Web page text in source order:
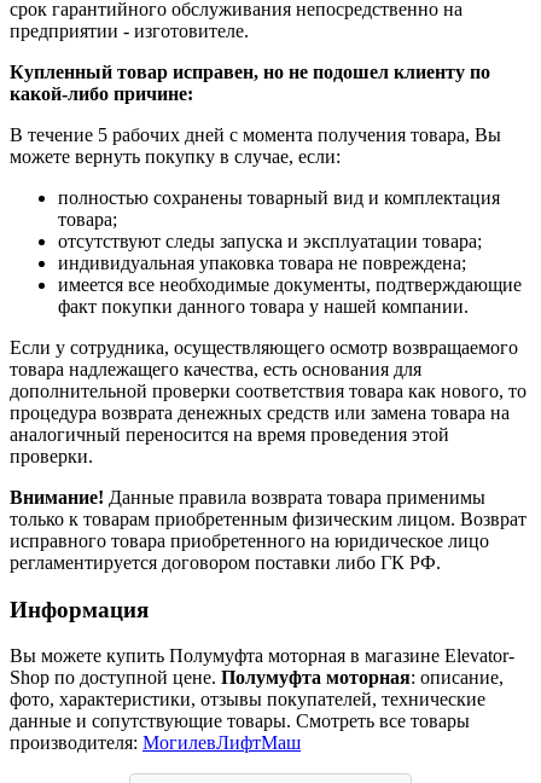
срок гарантийного обслуживания непосредственно на
предприятии - изготовителе.
Купленный товар исправен, но не подошел клиенту по
какой-либо причине:
В течение 5 рабочих дней с момента получения товара, Вы
можете вернуть покупку в случае, если:
полностью сохранены товарный вид и комплектация
товара;
отсутствуют следы запуска и эксплуатации товара;
индивидуальная упаковка товара не повреждена;
имеется все необходимые документы, подтверждающие
факт покупки данного товара у нашей компании.
Если у сотрудника, осуществляющего осмотр возвращаемого
товара надлежащего качества, есть основания для
дополнительной проверки соответствия товара как нового, то
процедура возврата денежных средств или замена товара на
аналогичный переносится на время проведения этой
проверки.
Внимание! Данные правила возврата товара применимы
только к товарам приобретенным физическим лицом. Возврат
исправного товара приобретенного на юридическое лицо
регламентируется договором поставки либо ГК РФ.
Информация
Вы можете купить Полумуфта моторная в магазине Elevator-
Shop по доступной цене. Полумуфта моторная: описание,
фото, характеристики, отзывы покупателей, технические
данные и сопутствующие товары. Смотреть все товары
производителя: МогилевЛифтМаш